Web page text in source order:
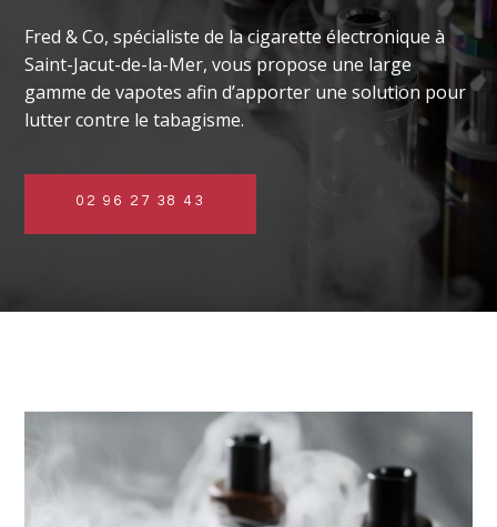
Fred & Co, spécialiste de la cigarette électronique à
Saint-Jacut-de-la-Mer, vous propose une large
gamme de vapotes afin d’apporter une solution pour
lutter contre le tabagisme.
02 96 27 38 43